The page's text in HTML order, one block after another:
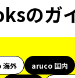
のガ
海外 aruco 国内